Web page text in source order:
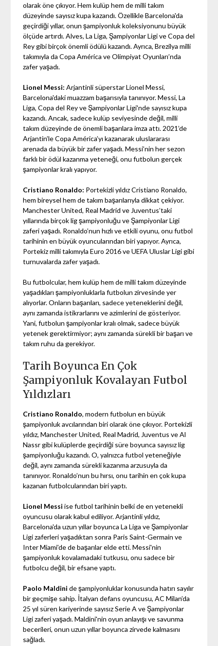
olarak öne çıkıyor. Hem kulüp hem de milli takım
düzeyinde sayısız kupa kazandı. Özellikle Barcelona'da
geçirdiği yıllar, onun şampiyonluk koleksiyonunu büyük
ölçüde artırdı. Alves, La Liga, Şampiyonlar Ligi ve Copa del
Rey gibi birçok önemli ödülü kazandı. Ayrıca, Brezilya milli
takımıyla da Copa América ve Olimpiyat Oyunları’nda
zafer yaşadı.
Lionel Messi: Arjantinli süperstar Lionel Messi,
Barcelona'daki muazzam başarısıyla tanınıyor. Messi, La
Liga, Copa del Rey ve Şampiyonlar Ligi'nde sayısız kupa
kazandı. Ancak, sadece kulüp seviyesinde değil, milli
takım düzeyinde de önemli başarılara imza attı. 2021’de
Arjantin’le Copa América’yı kazanarak uluslararası
arenada da büyük bir zafer yaşadı. Messi’nin her sezon
farklı bir ödül kazanma yeteneği, onu futbolun gerçek
şampiyonlar kralı yapıyor.
Cristiano Ronaldo: Portekizli yıldız Cristiano Ronaldo,
hem bireysel hem de takım başarılarıyla dikkat çekiyor.
Manchester United, Real Madrid ve Juventus’taki
yıllarında birçok lig şampiyonluğu ve Şampiyonlar Ligi
zaferi yaşadı. Ronaldo’nun hızlı ve etkili oyunu, onu futbol
tarihinin en büyük oyuncularından biri yapıyor. Ayrıca,
Portekiz milli takımıyla Euro 2016 ve UEFA Uluslar Ligi gibi
turnuvalarda zafer yaşadı.
Bu futbolcular, hem kulüp hem de milli takım düzeyinde
yaşadıkları şampiyonluklarla futbolun zirvesinde yer
alıyorlar. Onların başarıları, sadece yeteneklerini değil,
aynı zamanda istikrarlarını ve azimlerini de gösteriyor.
Yani, futbolun şampiyonlar kralı olmak, sadece büyük
yetenek gerektirmiyor; aynı zamanda sürekli bir başarı ve
takım ruhu da gerekiyor.
Tarih Boyunca En Çok
Şampiyonluk Kovalayan Futbol
Yıldızları
Cristiano Ronaldo, modern futbolun en büyük
şampiyonluk avcılarından biri olarak öne çıkıyor. Portekizli
yıldız, Manchester United, Real Madrid, Juventus ve Al
Nassr gibi kulüplerde geçirdiği süre boyunca sayısız lig
şampiyonluğu kazandı. O, yalnızca futbol yeteneğiyle
değil, aynı zamanda sürekli kazanma arzusuyla da
tanınıyor. Ronaldo’nun bu hırsı, onu tarihin en çok kupa
kazanan futbolcularından biri yaptı.
Lionel Messi ise futbol tarihinin belki de en yetenekli
oyuncusu olarak kabul ediliyor. Arjantinli yıldız,
Barcelona'da uzun yıllar boyunca La Liga ve Şampiyonlar
Ligi zaferleri yaşadıktan sonra Paris Saint-Germain ve
Inter Miami’de de başarılar elde etti. Messi'nin
şampiyonluk kovalamadaki tutkusu, onu sadece bir
futbolcu değil, bir efsane yaptı.
Paolo Maldini de şampiyonluklar konusunda hatırı sayılır
bir geçmişe sahip. İtalyan defans oyuncusu, AC Milan’da
25 yıl süren kariyerinde sayısız Serie A ve Şampiyonlar
Ligi zaferi yaşadı. Maldini'nin oyun anlayışı ve savunma
becerileri, onun uzun yıllar boyunca zirvede kalmasını
sağladı.